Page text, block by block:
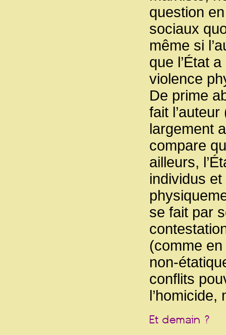
question
sociaux
même si
que l’État
violence
De prime
fait
largement
compare
ailleurs,
individus
se fait par
(comme
non-
conflits